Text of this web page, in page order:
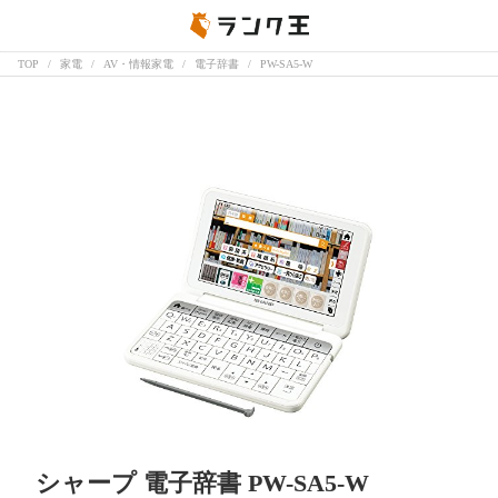
TOP 家電 AV・情報家電 電子辞書 PW-SA5-W
シャープ 電子辞書 PW-SA5-W